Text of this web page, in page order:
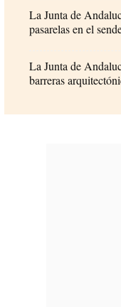
La Junta de
pasarelas en el
La Junta de
barreras